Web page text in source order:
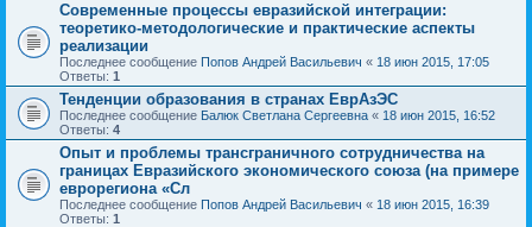
Современные процессы евразийской интеграции:
теоретико-методологические и практические аспекты
реализации
Последнее сообщение Попов Андрей Васильевич « 18 июн 2015, 17:05
Ответы: 1
Тенденции образования в странах ЕврАзЭС
Последнее сообщение Балюк Светлана Сергеевна « 18 июн 2015, 16:52
Ответы: 4
Опыт и проблемы трансграничного сотрудничества на
границах Евразийского экономического союза (на примере
еврорегиона «Сл
Последнее сообщение Попов Андрей Васильевич « 18 июн 2015, 16:39
Ответы: 1